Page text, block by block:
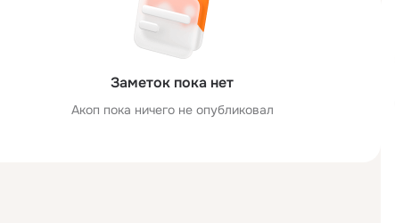
Заметок пока нет
Акоп пока ничего не опубликовал